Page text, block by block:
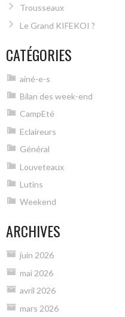
Trousseaux
Le Grand KIFEKOI ?
CATÉGORIES
ainé-e-s
Bilan des week-end
CampEté
Eclaireurs
Général
Louveteaux
Lutins
Weekend
ARCHIVES
juin 2026
mai 2026
avril 2026
mars 2026